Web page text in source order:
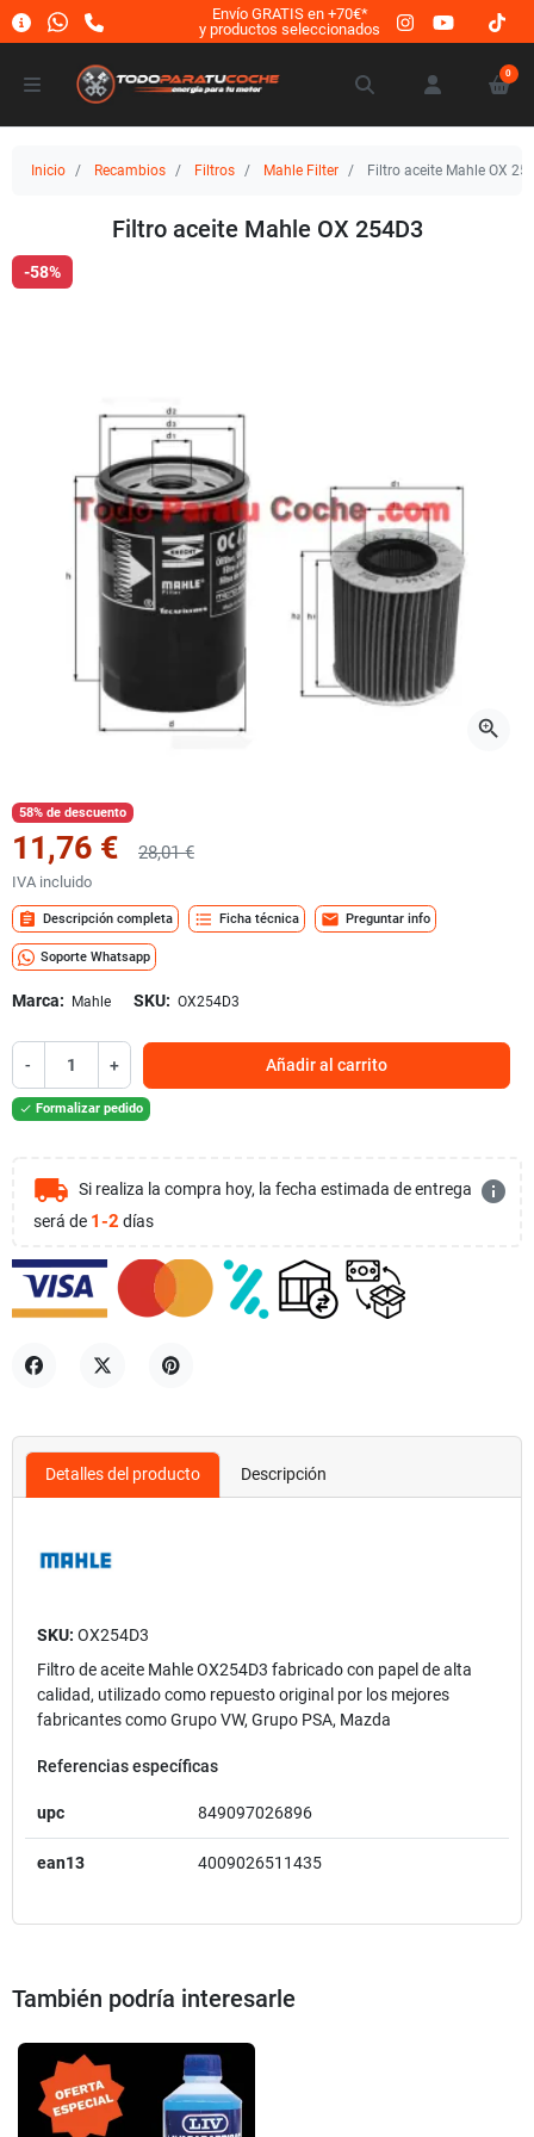
Envío GRATIS en +70€*
y productos seleccionados
0
Inicio Recambios Filtros Mahle Filter Filtro aceite Mahle OX
Filtro aceite Mahle OX 254D3
-58%
zoom_in
58% de descuento
11,76 € 28,01 €
IVA incluido
assignment Descripción completa format_list_bulleted Ficha técnica mail Preguntar info
Soporte Whatsapp
Marca: Mahle SKU: OX254D3
- + Añadir al carrito
 Formalizar pedido
local_shipping Si realiza la compra hoy, la fecha estimada de entrega
será de 1-2 días
info
Detalles del producto Descripción
SKU: OX254D3
Filtro de aceite Mahle OX254D3 fabricado con papel de alta
calidad, utilizado como repuesto original por los mejores
fabricantes como Grupo VW, Grupo PSA, Mazda
Referencias específicas
upc 849097026896
ean13 4009026511435
También podría interesarle